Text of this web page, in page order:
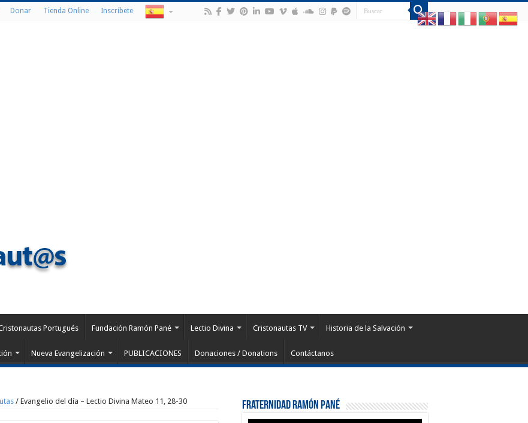
Donar Tienda Online Inscríbete
Portugués Fundación Ramón Pané Lectio Divina Cristonautas TV Historia de la Salvación
Nueva Evangelización PUBLICACIONES Donaciones / Donations Contáctanos
/ Evangelio del día – Lectio Divina Mateo 11, 28-30 Fraternidad Ramón Pané